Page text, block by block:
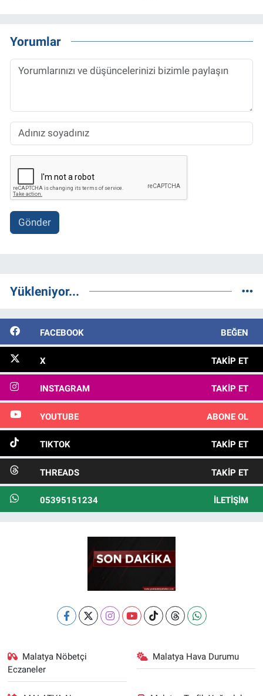
Yorumlar
Gönder
Yükleniyor...
FACEBOOK BEĞEN
X TAKIP ET
INSTAGRAM TAKIP ET
YOUTUBE ABONE OL
TIKTOK TAKIP ET
THREADS TAKIP ET
05395151234 İLETIŞIM
Malatya Nöbetçi
Eczaneler
Malatya Hava Durumu